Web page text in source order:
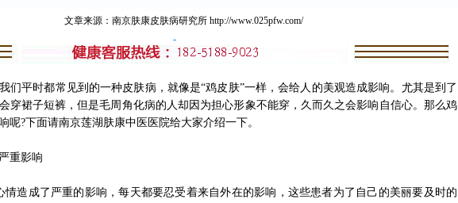
文章来源：南京肤康皮肤病研究所 http://www.025pfw.com/
平时都常见到的一种皮肤病，就像是“鸡皮肤”一样，会给人的美观造成影响。尤其是到了
穿裙子短裤，但是毛周角化病的人却因为担心形象不能穿，久而久之会影响自信心。那么鸡
呢?下面请南京莲湖肤康中医医院给大家介绍一下。
重影响
成了严重的影响，每天都要忍受着来自外在的影响，这些患者为了自己的美丽要及时的